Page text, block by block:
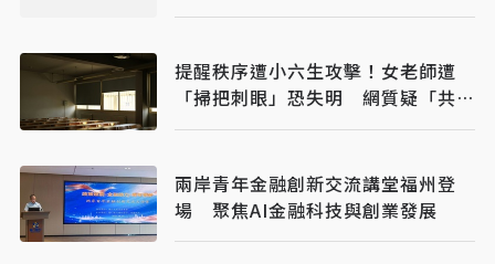
提醒秩序遭小六生攻擊！女老師遭
「掃把刺眼」恐失明 網質疑「共融
教育」
兩岸青年金融創新交流講堂福州登
場 聚焦AI金融科技與創業發展